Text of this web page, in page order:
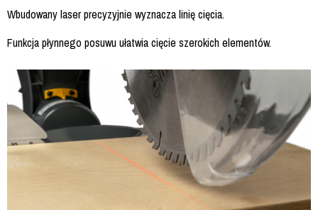
Wbudowany laser precyzyjnie wyznacza linię cięcia.
Funkcja płynnego posuwu ułatwia cięcie szerokich elementów.